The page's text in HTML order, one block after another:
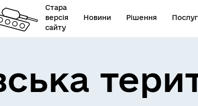
Стара
версія
сайту
Новини Рішення